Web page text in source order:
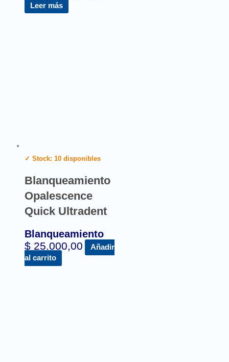
Leer más
✓ Stock: 10 disponibles
Blanqueamiento
Opalescence
Quick Ultradent
Blanqueamiento
$ 25.000,00
Añadir
al carrito